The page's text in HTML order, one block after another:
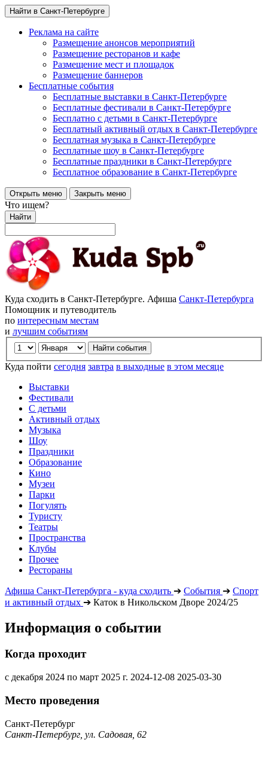
Найти в Санкт-Петербурге
Реклама на сайте
Размещение анонсов мероприятий
Размещение ресторанов и кафе
Размещение мест и площадок
Размещение баннеров
Бесплатные события
Бесплатные выставки в Санкт-Петербурге
Бесплатные фестивали в Санкт-Петербурге
Бесплатно с детьми в Санкт-Петербурге
Бесплатный активный отдых в Санкт-Петербурге
Бесплатная музыка в Санкт-Петербурге
Бесплатные шоу в Санкт-Петербурге
Бесплатные праздники в Санкт-Петербурге
Бесплатное образование в Санкт-Петербурге
Открыть меню Закрыть меню
Что ищем?
Найти
Куда сходить в Санкт-Петербурге. Афиша Санкт-Петербурга
Помощник и путеводитель
по интересным местам
и лучшим событиям
Куда пойти сегодня завтра в выходные в этом месяце
Выставки
Фестивали
С детьми
Активный отдых
Музыка
Шоу
Праздники
Образование
Кино
Музеи
Парки
Погулять
Туристу
Театры
Пространства
Клубы
Прочее
Рестораны
Афиша Санкт-Петербурга - куда сходить ➔ События ➔ Спорт
и активный отдых ➔ Каток в Никольском Дворе 2024/25
Информация о событии
Когда проходит
с декабря 2024 по март 2025 г. 2024-12-08 2025-03-30
Место проведения
Санкт-Петербург
Санкт-Петербург, ул. Садовая, 62